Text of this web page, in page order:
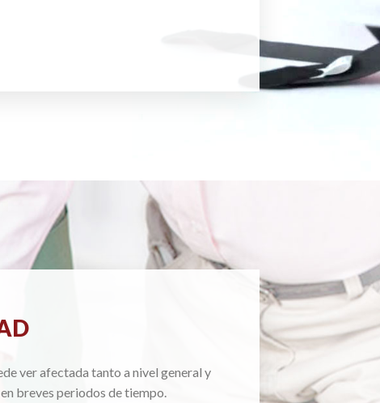
ver afectada tanto a nivel general y
breves periodos de tiempo.